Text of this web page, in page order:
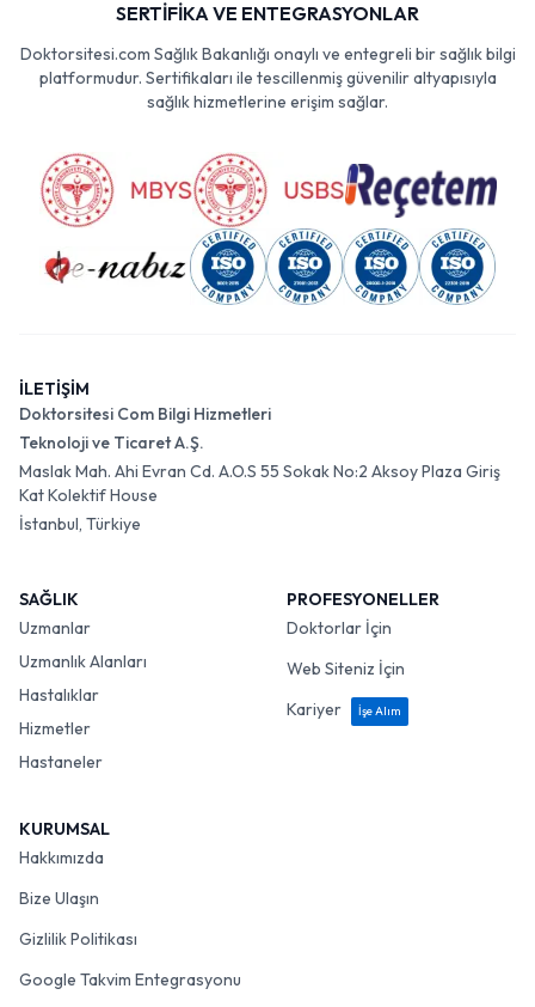
SERTİFİKA VE ENTEGRASYONLAR
Doktorsitesi.com Sağlık Bakanlığı onaylı ve entegreli bir sağlık bilgi
platformudur. Sertifikaları ile tescillenmiş güvenilir altyapısıyla
sağlık hizmetlerine erişim sağlar.
İLETİŞİM
Doktorsitesi Com Bilgi Hizmetleri
Teknoloji ve Ticaret A.Ş.
Maslak Mah. Ahi Evran Cd. A.O.S 55 Sokak No:2 Aksoy Plaza Giriş
Kat Kolektif House
İstanbul, Türkiye
SAĞLIK
Uzmanlar
Uzmanlık Alanları
Hastalıklar
Hizmetler
Hastaneler
PROFESYONELLER
Doktorlar İçin
Web Siteniz İçin
Kariyer
İşe Alım
KURUMSAL
Hakkımızda
Bize Ulaşın
Gizlilik Politikası
Google Takvim Entegrasyonu